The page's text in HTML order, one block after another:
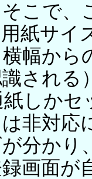
こで、
紙サイ
幅から
される
紙しか
非対応
分かり
画面が